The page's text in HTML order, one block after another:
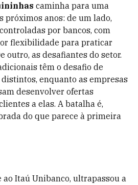
caminha para uma
próximos anos: de um lado,
por bancos, com
flexibilidade para praticar
outro, as desafiantes do setor.
têm o desafio de
enquanto as empresas
desenvolver ofertas
a elas. A batalha é,
do que parece à primeira
ao Itaú Unibanco, ultrapassou a